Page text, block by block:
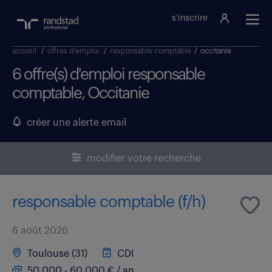
s'inscrire
accueil / offres d'emploi / responsable comptable / occitanie
6 offre(s) d'emploi responsable
comptable, Occitanie
créer une alerte email
modifier votre recherche
responsable comptable (f/h)
6 août 2026
Toulouse (31)
CDI